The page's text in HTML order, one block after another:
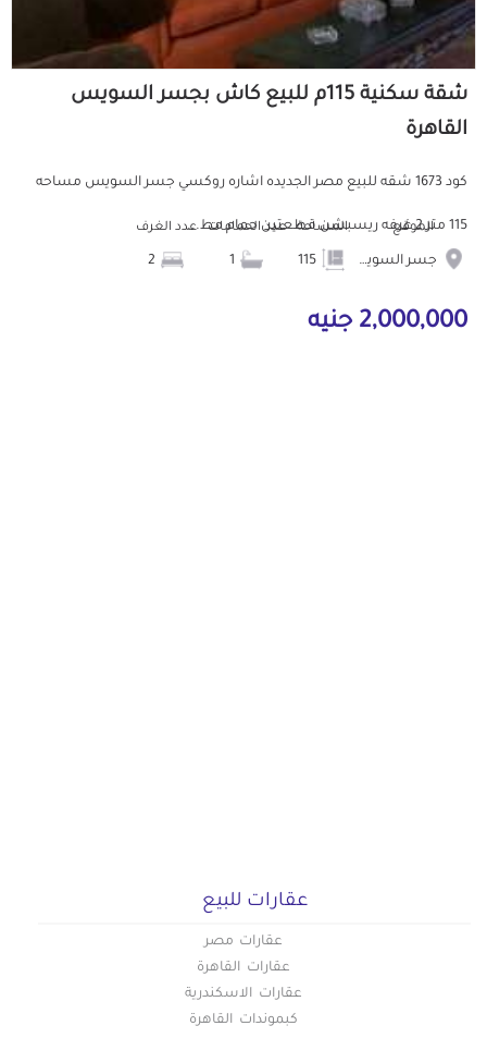
شقة سكنية 115م للبيع كاش بجسر السويس
القاهرة
كود 1673 شقه للبيع مصر الجديده اشاره روكسي جسر السويس مساحه
115 متر 2 غرفه ريسبشن قطعتين حمام مط... الموقع
جسر السويس
المساحة عدد الحمامات عدد الغرف
2,000,000 جنيه
عقارات للبيع
عقارات مصر
عقارات القاهرة
عقارات الاسكندرية
كبموندات القاهرة